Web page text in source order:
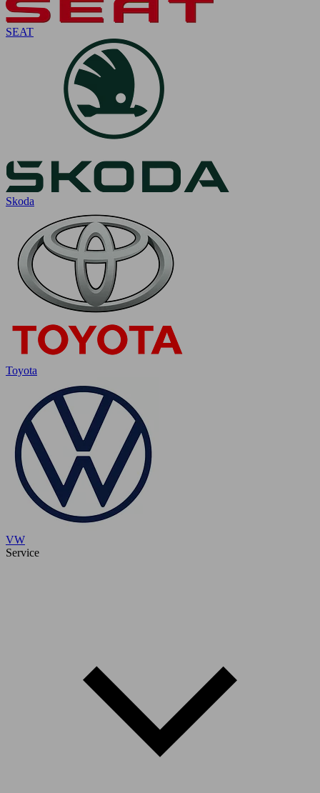
SEAT
Skoda
Toyota
VW
Service